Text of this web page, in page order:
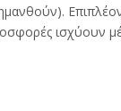
ισχύουν